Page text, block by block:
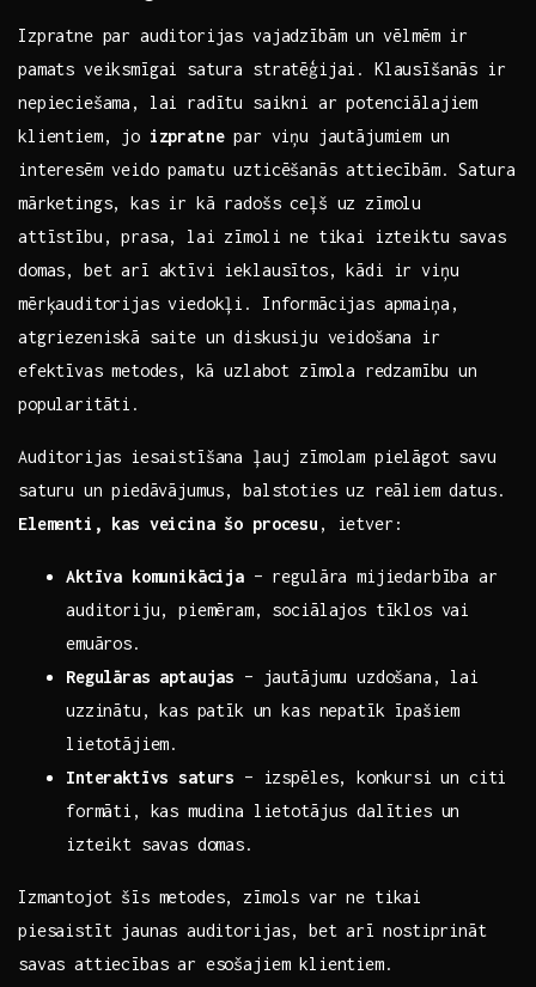
Izpratne par ‍auditorijas vajadzībām ⁣un ⁣vēlmēm ir
pamats veiksmīgai satura stratēģijai. Klausīšanās ir
nepieciešama, lai radītu saikni ar potenciālajiem
klientiem, jo izpratne⁤par viņu jautājumiem un
interesēm veido pamatu uzticēšanās attiecībām. Satura
mārketings, kas ir kā‍ radošs ceļš uz zīmolu
attīstību, prasa, lai zīmoli ne ⁣tikai izteiktu‍ savas
domas, bet arī aktīvi ieklausītos, kādi ir viņu
‌mērķauditorijas viedokļi. Informācijas​ apmaiņa,
atgriezeniskā saite un⁣ diskusiju veidošana ir​
efektīvas⁣ metodes, ⁢kā uzlabot zīmola redzamību un
popularitāti.
Auditorijas iesaistīšana ļauj zīmolam pielāgot ​savu
saturu un⁤ piedāvājumus, balstoties uz reāliem datus.
Elementi, kas‍ veicina šo​ procesu , ‍ietver:
Aktīva komunikācija– regulāra​ mijiedarbība ar
auditoriju, piemēram, sociālajos tīklos vai
emuāros.
Regulāras aptaujas – jautājumu uzdošana, lai
uzzinātu,⁣ kas patīk un kas nepatīk īpašiem
lietotājiem.
Interaktīvs saturs – izspēles, ⁤konkursi un ‌citi
formāti, kas mudina lietotājus dalīties un
izteikt‍ savas‌ domas.
Izmantojot ‌šīs ​metodes, ‌zīmols var ne tikai
piesaistīt jaunas ⁢auditorijas, bet ⁢arī nostiprināt
savas ​attiecības ar esošajiem klientiem.